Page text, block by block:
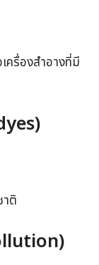
ครื่องสำอางที่มี
ติ